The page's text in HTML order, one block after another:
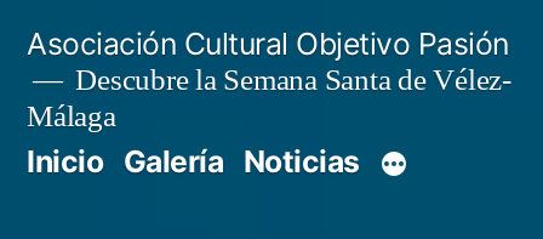
contenido
Asociación Cultural Objetivo Pasión
Descubre la Semana Santa de Vélez-
Málaga
Inicio Galería Noticias